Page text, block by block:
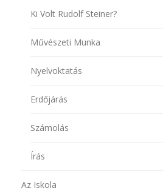
Ki Volt Rudolf Steiner?
Művészeti Munka
Nyelvoktatás
Erdőjárás
Számolás
Írás
Az Iskola